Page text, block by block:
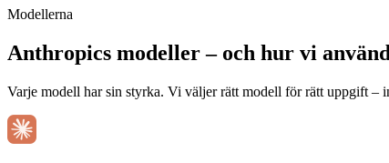
Modellerna
Anthropics modeller – och hur vi
Varje modell har sin styrka. Vi väljer rätt modell för rätt uppgift –